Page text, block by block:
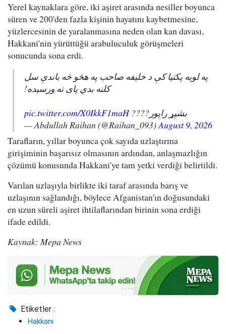
Yerel kaynaklara göre, iki aşiret arasında nesiller boyunca
süren ve 200'den fazla kişinin hayatını kaybetmesine,
yüzlercesinin de yaralanmasına neden olan kan davası,
Hakkani'nin yürüttüğü arabuluculuk görüşmeleri
sonucunda sona erdi.
په لویه پکتیا کې د خلیفه صاحب په هڅو څه باندې سل
کلنه بدي پای ته ورسېده!
بشپړ راپور????pic.twitter.com/X0IkkF1maH
— Abdullah Raihan (@Raihan_093)August 9, 2026
Tarafların, yıllar boyunca çok sayıda uzlaştırma
girişiminin başarısız olmasının ardından, anlaşmazlığın
çözümü konusunda Hakkani'ye tam yetki verdiği belirtildi.
Varılan uzlaşıyla birlikte iki taraf arasında barış ve
uzlaşının sağlandığı, böylece Afganistan'ın doğusundaki
en uzun süreli aşiret ihtilaflarından birinin sona erdiği
ifade edildi.
Kaynak: Mepa News
Etiketler :
Hakkani